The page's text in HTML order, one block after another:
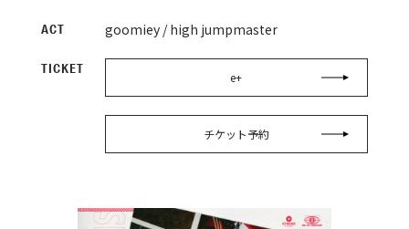
ACT goomiey / high jumpmaster
TICKET
e+
チケット予約